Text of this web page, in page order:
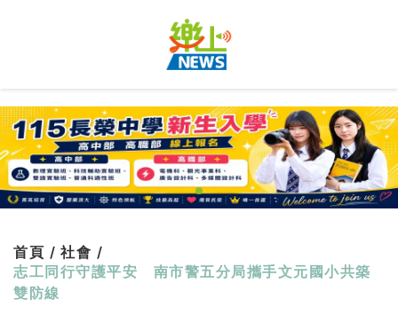
首頁 / 社會 /
志工同行守護平安 南市警五分局攜手文元國小共築
雙防線